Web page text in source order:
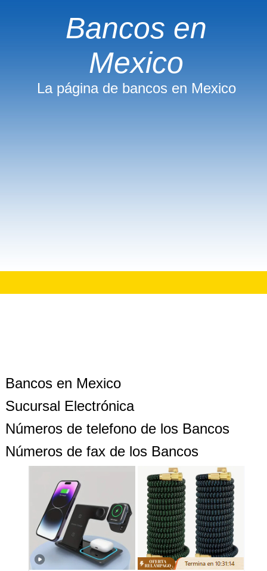
Bancos en
Mexico
La página de bancos en Mexico
Bancos en Mexico
Sucursal Electrónica
Números de telefono de los Bancos
Números de fax de los Bancos